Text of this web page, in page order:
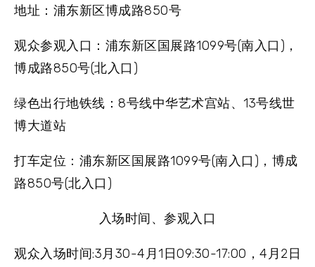
地址 ：浦东新区博成路850号
观众参观入口 ：浦东新区国展路1099号(南入口)，
博成路850号(北入口)
绿色出行地铁线 ：8号线中华艺术宫站、13号线世
博大道站
打车定位 ：浦东新区国展路1099号(南入口)，博成
路850号(北入口)
入场时间、参观入口
观众入场时间:3月30-4月1日09:30-17:00，4月2日